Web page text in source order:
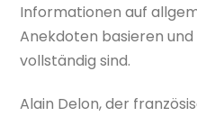
Informationen auf
Anekdoten basieren
vollständig sind.
Alain Delon, der